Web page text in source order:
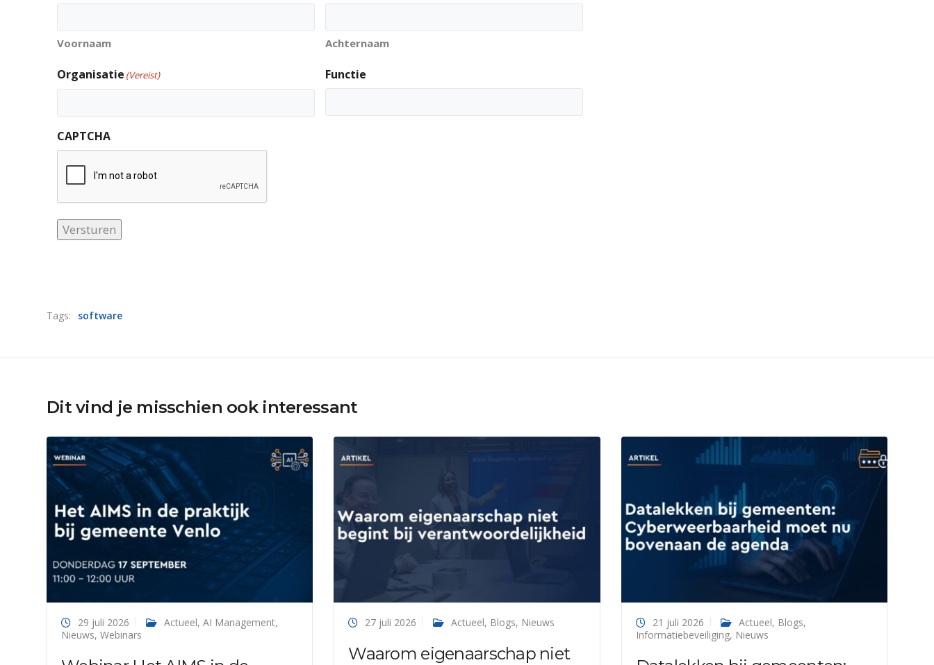
Voornaam Achternaam
Organisatie (Vereist) Functie
CAPTCHA
Versturen
Tags: software
Dit vind je misschien ook interessant
29 juli 2026 Actueel, AI Management,
Nieuws, Webinars
27 juli 2026 Actueel, Blogs, Nieuws
Waarom eigenaarschap niet
21 juli 2026 Actueel, Blogs,
Informatiebeveiliging, Nieuws